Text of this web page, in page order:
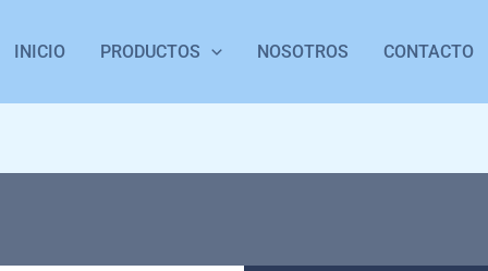
INICIO PRODUCTOS NOSOTROS CONTACTO